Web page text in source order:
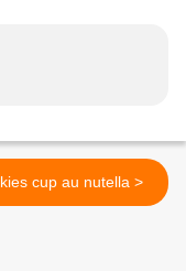
Cookies cup au nutella >